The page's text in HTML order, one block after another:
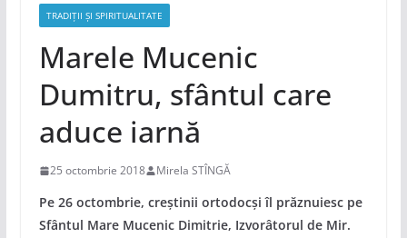
TRADIȚII ȘI SPIRITUALITATE
Marele Mucenic
Dumitru, sfântul care
aduce iarnă
25 octombrie 2018 Mirela STÎNGĂ
Pe 26 octombrie, creștinii ortodocși îl prăznuiesc pe
Sfântul Mare Mucenic Dimitrie, Izvorâtorul de Mir.